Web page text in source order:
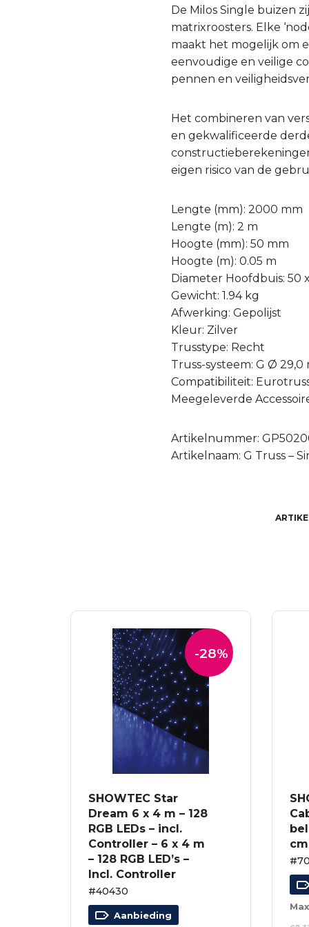
De Milos Single buizen
matrixroosters. Elke
maakt het mogelijk om
eenvoudige en veilige
pennen en
Het combineren van
en gekwalificeerde
eigen risico van de
Lengte (mm): 2000 mm
Lengte (m): 2 m
Hoogte (mm): 50 mm
Hoogte (m): 0.05 m
Diameter Hoofdbuis: 50
Gewicht: 1.94 kg
Afwerking: Gepolijst
Kleur: Zilver
Trusstype: Recht
Truss-systeem: G Ø 29,0
Compatibiliteit:
Meegeleverde
Artikelnummer:
Artikelnaam: G Truss –
-28%
SHOWTEC Star
Dream 6 x 4 m – 128
RGB LEDs – incl.
Controller – 6 x 4 m
– 128 RGB LED’s –
Incl. Controller
#40430
Aanbieding